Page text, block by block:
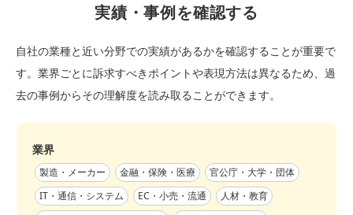
実績・事例を確認する
自社の業種と近い分野での実績があるかを確認することが重要で
す。業界ごとに訴求すべきポイントや表現方法は異なるため、過
去の事例からその理解度を読み取ることができます。
業界
製造・メーカー 金融・保険・医療
官公庁・大学・団体
IT・通信・システム
EC・小売・流通
人材・教育